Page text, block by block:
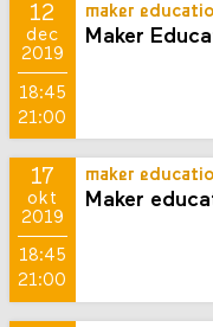
12
dec
2019
18:45
21:00
maker
Maker
17
okt
2019
18:45
21:00
maker
Maker